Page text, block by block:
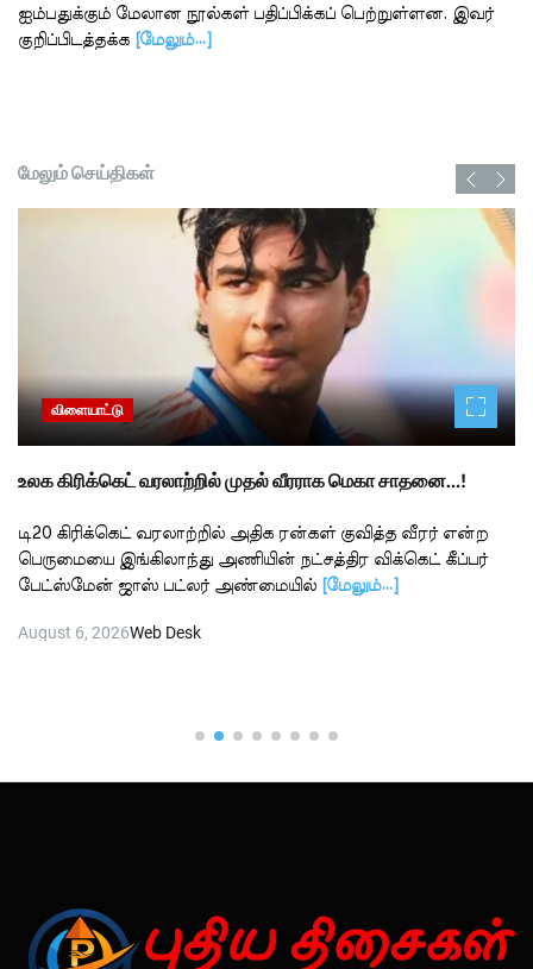
ஐம்பதுக்கும் மேலான நூல்கள் பதிப்பிக்கப் பெற்றுள்ளன. இவர்
குறிப்பிடத்தக்க
[மேலும்…]
மேலும் செய்திகள்
விளையாட்டு
உலக கிரிக்கெட் வரலாற்றில் முதல் வீரராக மெகா சாதனை…!
டி20 கிரிக்கெட் வரலாற்றில் அதிக ரன்கள் குவித்த வீரர் என்ற
பெருமையை இங்கிலாந்து அணியின் நட்சத்திர விக்கெட் கீப்பர்
பேட்ஸ்மேன் ஜாஸ் பட்லர் அண்மையில்
[மேலும்…]
August 6, 2026Web Desk